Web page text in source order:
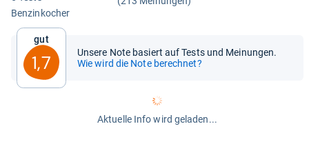
Ben­zin­ko­cher
Gut
1,7
Unsere Note basiert auf Tests und Meinungen.
Wie wird die Note berechnet?
Aktuelle Info wird geladen...